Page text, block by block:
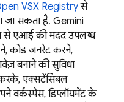
VSX Registryसे
जा सकता है. Gemini
से एआई की मदद उपलब्ध
कोड जनरेट करने,
बनाने की सुविधा
करके, एक्सटेंसिबल
वर्कस्पेस, डिप्लॉयमेंट के